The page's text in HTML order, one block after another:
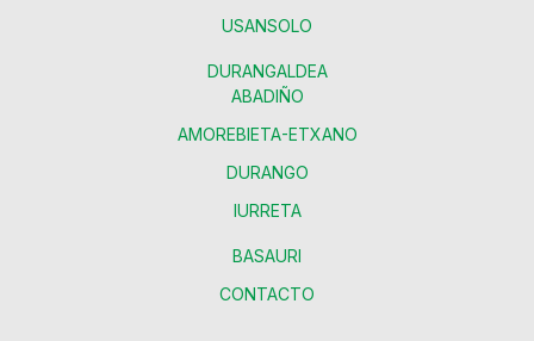
USANSOLO
DURANGALDEA
ABADIÑO
AMOREBIETA-ETXANO
DURANGO
IURRETA
BASAURI
CONTACTO